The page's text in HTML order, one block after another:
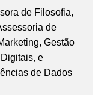
de Filosofia,
de
Gestão
e
de Dados